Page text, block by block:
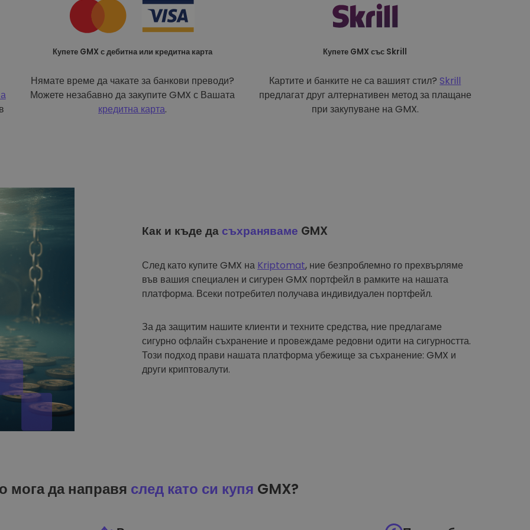
Купете GMX с дебитна или кредитна карта
Нямате време да чакате за банкови преводи?
Можете незабавно да закупите GMX с Вашата
кредитна карта.
Купете GMX със Skrill
Картите и банките не са вашият стил? Skrill
предлагат друг алтернативен метод за плащане
при закупуване на GMX.
Как и къде да съхраняваме GMX
След като купите GMX на Kriptomat, ние безпроблемно го прехвърляме
във вашия специален и сигурен GMX портфейл в рамките на нашата
платформа. Всеки потребител получава индивидуален портфейл.
За да защитим нашите клиенти и техните средства, ние предлагаме
сигурно офлайн съхранение и провеждаме редовни одити на сигурността.
Този подход прави нашата платформа убежище за съхранение: GMX и
други криптовалути.
мога да направя след като си купя GMX?